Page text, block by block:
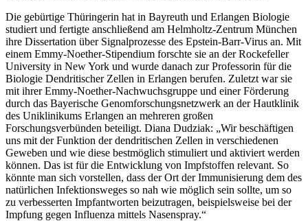
Die gebürtige Thüringerin hat in Bayreuth und Erlangen Biologie
studiert und fertigte anschließend am Helmholtz-Zentrum München
ihre Dissertation über Signalprozesse des Epstein-Barr-Virus an. Mit
einem Emmy-Noether-Stipendium forschte sie an der Rockefeller
University in New York und wurde danach zur Professorin für die
Biologie Dendritischer Zellen in Erlangen berufen. Zuletzt war sie
mit ihrer Emmy-Noether-Nachwuchsgruppe und einer Förderung
durch das Bayerische Genomforschungsnetzwerk an der Hautklinik
des Uniklinikums Erlangen an mehreren großen
Forschungsverbünden beteiligt. Diana Dudziak: „Wir beschäftigen
uns mit der Funktion der dendritischen Zellen in verschiedenen
Geweben und wie diese bestmöglich stimuliert und aktiviert werden
können. Das ist für die Entwicklung von Impfstoffen relevant. So
könnte man sich vorstellen, dass der Ort der Immunisierung dem des
natürlichen Infektionsweges so nah wie möglich sein sollte, um so
zu verbesserten Impfantworten beizutragen, beispielsweise bei der
Impfung gegen Influenza mittels Nasenspray.“